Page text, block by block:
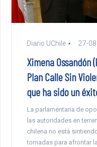
Diario UChile 27-
Ximena
Plan Calle Sin
que ha sido un
La parlamentaria de
las autoridades en
chilena no está
tomadas para afrontar